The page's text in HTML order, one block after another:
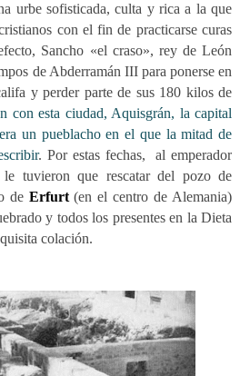
urbe sofisticada, culta y rica a la que
con el fin de practicarse curas
Sancho «el craso», rey de León
de Abderramán III para ponerse en
y perder parte de sus 180 kilos de
con esta ciudad, Aquisgrán, la capital
un pueblacho en el que la mitad de
. Por estas fechas, al emperador
tuvieron que rescatar del pozo de
de Erfurt(en el centro de Alemania)
y todos los presentes en la Dieta
colación.